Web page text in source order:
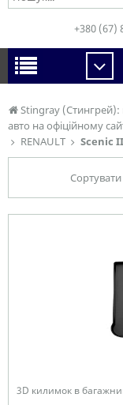
Stingray
авто на офіційному
RENAULT
Scenic
Сортувати
3D килимок в
+380 (67)